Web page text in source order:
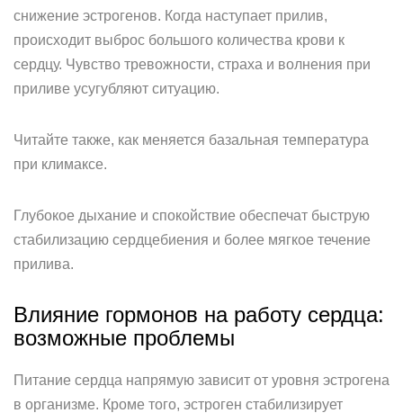
снижение эстрогенов. Когда наступает прилив,
происходит выброс большого количества крови к
сердцу. Чувство тревожности, страха и волнения при
приливе усугубляют ситуацию.
Читайте также, как меняется базальная температура
при климаксе.
Глубокое дыхание и спокойствие обеспечат быструю
стабилизацию сердцебиения и более мягкое течение
прилива.
Влияние гормонов на работу сердца:
возможные проблемы
Питание сердца напрямую зависит от уровня эстрогена
в организме. Кроме того, эстроген стабилизирует